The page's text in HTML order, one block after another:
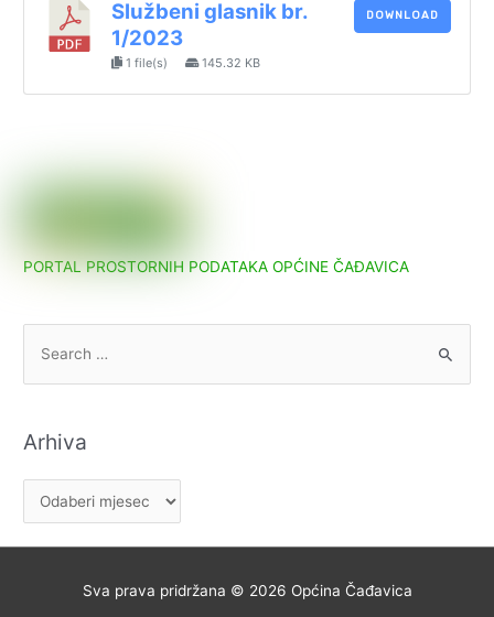
Službeni glasnik br.
1/2023
1 file(s) 145.32 KB
DOWNLOAD
PORTAL PROSTORNIH PODATAKA OPĆINE ČAĐAVICA
h
o
Arhiva
r
h
Sva prava pridržana © 2026 Općina Čađavica